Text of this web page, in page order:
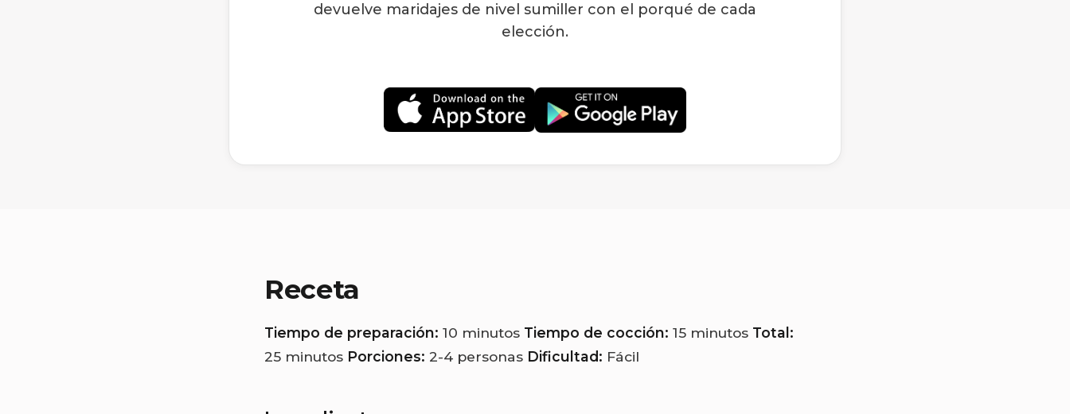
devuelve maridajes de nivel sumiller con el porqué de cada
elección.
Receta
Tiempo de preparación: 10 minutos Tiempo de cocción: 15 minutos Total:
25 minutos Porciones: 2-4 personas Dificultad: Fácil